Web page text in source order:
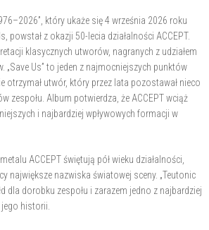
który ukaże się 4 września 2026 roku
powstał z okazji 50-lecia działalności ACCEPT.
klasycznych utworów, nagranych z udziałem
„Save Us” to jeden z najmocniejszych punktów
otrzymał utwór, który przez lata pozostawał nieco
zespołu. Album potwierdza, że ACCEPT wciąż
i najbardziej wpływowych formacji w
ACCEPT świętują pół wieku działalności,
największe nazwiska światowej sceny. „Teutonic
dla dorobku zespołu i zarazem jedno z najbardziej
historii.